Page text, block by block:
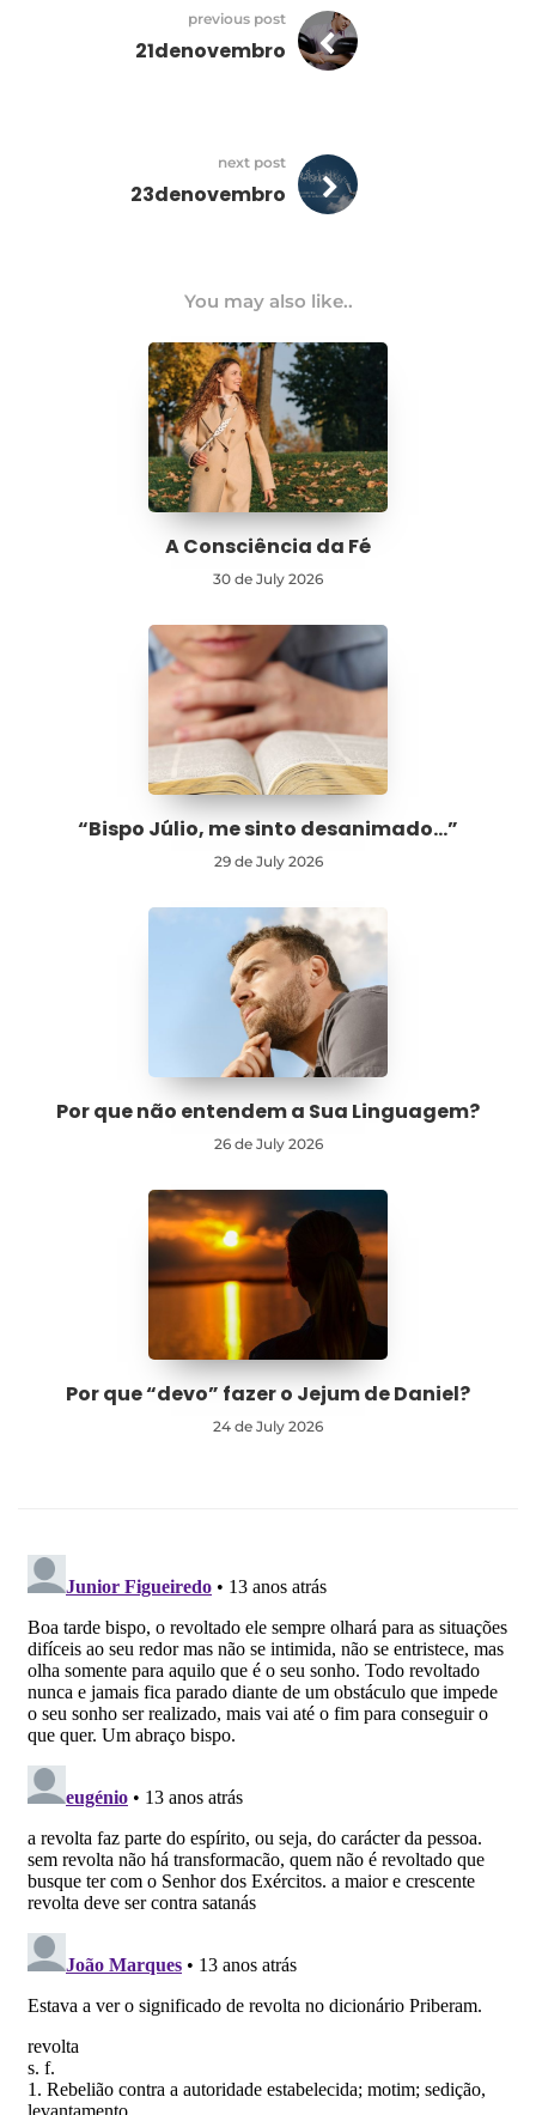
previous post
21denovembro
next post
23denovembro
You may also like..
A Consciência da Fé
30 de July 2026
“Bispo Júlio, me sinto desanimado…”
29 de July 2026
Por que não entendem a Sua Linguagem?
26 de July 2026
Por que “devo” fazer o Jejum de Daniel?
24 de July 2026